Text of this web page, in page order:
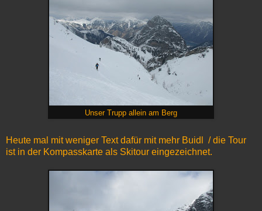
Unser Trupp allein am Berg
Heute mal mit weniger Text dafür mit mehr Buidl / die Tour
ist in der Kompasskarte als Skitour eingezeichnet.